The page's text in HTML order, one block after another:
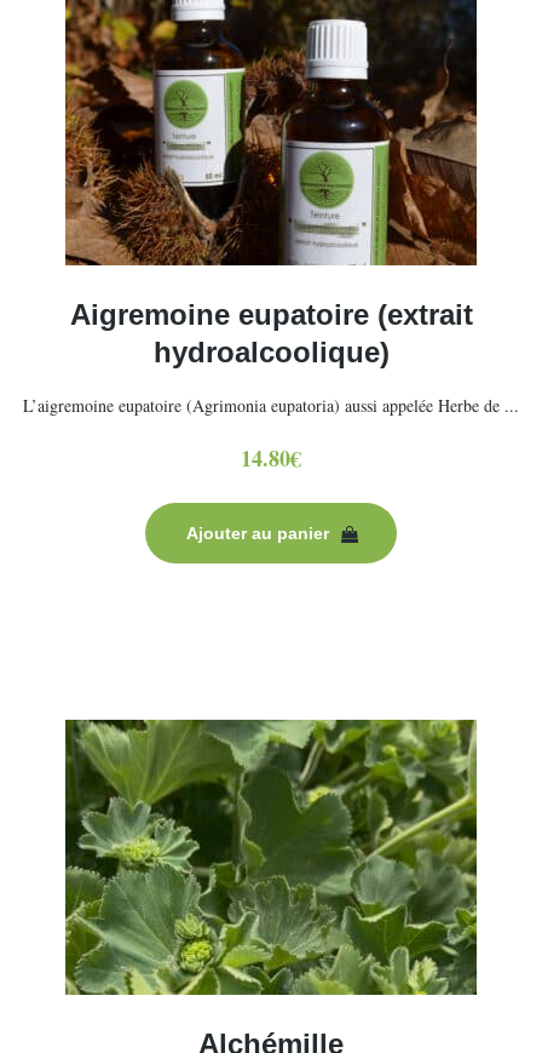
Aigremoine eupatoire (extrait
hydroalcoolique)
L’aigremoine eupatoire (Agrimonia eupatoria) aussi appelée Herbe de ...
14.80€
Ajouter au panier
Alchémille